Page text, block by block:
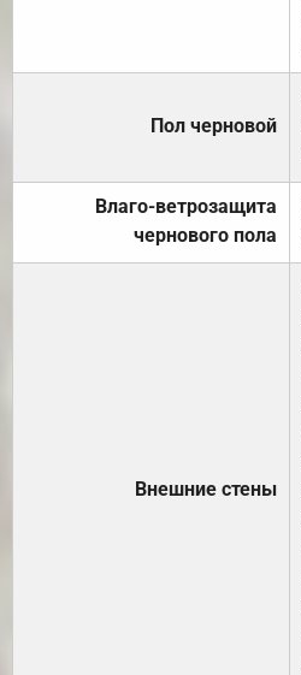
Пол черновой
Влаго-ветрозащита
чернового пола
Внешние стены